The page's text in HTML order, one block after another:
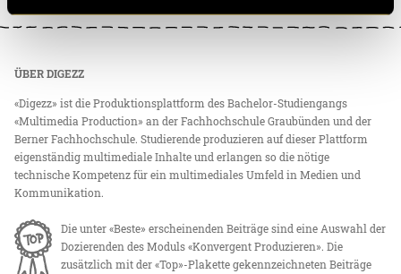
ÜBER DIGEZZ
«Digezz» ist die Produktionsplattform des Bachelor-Studiengangs
«Multimedia Production» an der Fachhochschule Graubünden und der
Berner Fachhochschule. Studierende produzieren auf dieser Plattform
eigenständig multimediale Inhalte und erlangen so die nötige
technische Kompetenz für ein multimediales Umfeld in Medien und
Kommunikation.
Die unter «Beste» erscheinenden Beiträge sind eine Auswahl der
Dozierenden des Moduls «Konvergent Produzieren». Die
zusätzlich mit der «Top»-Plakette gekennzeichneten Beiträge